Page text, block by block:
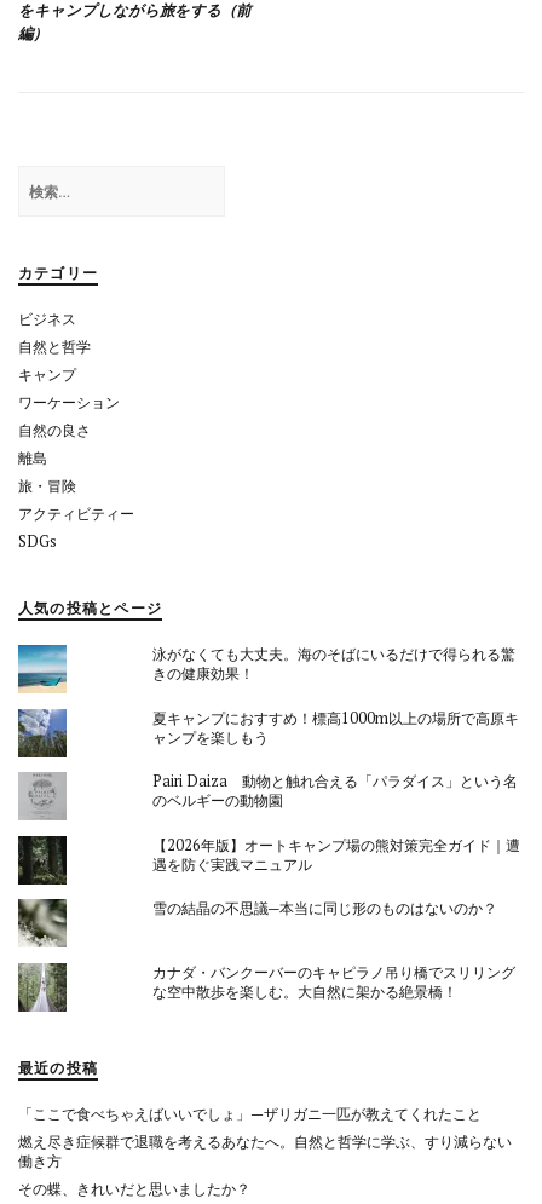
稿
ナ
ー
シ
ン
をキャンプしながら旅をする（前
編）
索:
カテゴリー
ビジネス
自然と哲学
キャンプ
ワーケーション
自然の良さ
離島
旅・冒険
アクティビティー
SDGs
人気の投稿とページ
泳がなくても大丈夫。海のそばにいるだけで得られる驚
きの健康効果！
夏キャンプにおすすめ！標高1000m以上の場所で高原キ
ャンプを楽しもう
Pairi Daiza 動物と触れ合える「パラダイス」という名
のベルギーの動物園
【2026年版】オートキャンプ場の熊対策完全ガイド｜遭
遇を防ぐ実践マニュアル
雪の結晶の不思議─本当に同じ形のものはないのか？
カナダ・バンクーバーのキャピラノ吊り橋でスリリング
な空中散歩を楽しむ。大自然に架かる絶景橋！
最近の投稿
「ここで食べちゃえばいいでしょ」—ザリガニ一匹が教えてくれたこと
燃え尽き症候群で退職を考えるあなたへ。自然と哲学に学ぶ、すり減らない
働き方
その蝶、きれいだと思いましたか？